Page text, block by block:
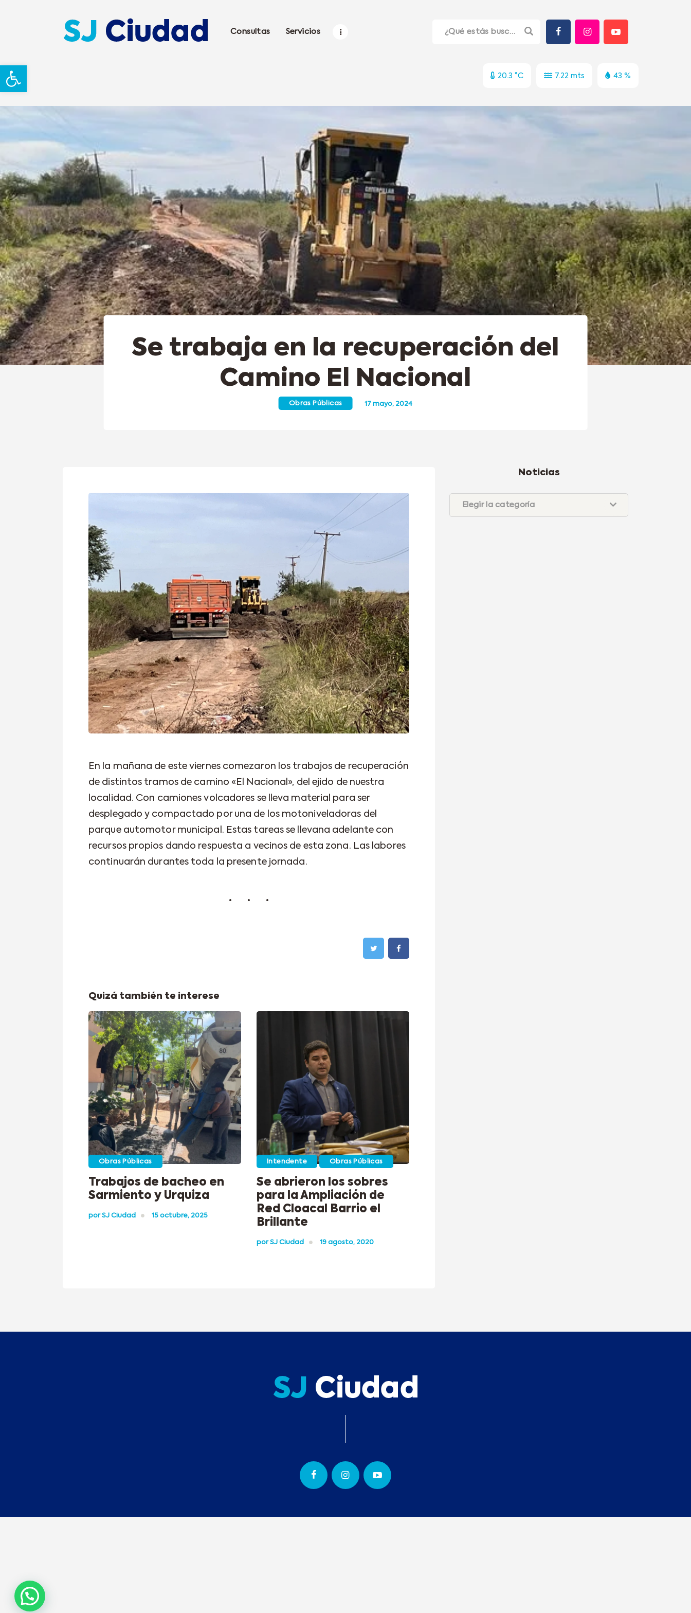
Abrir barra de herramientas
Consultas Servicios
20.3 °C 7.22 mts 43 %
Se trabaja en la recuperación del
Camino El Nacional
Obras Públicas 17 mayo, 2024
En la mañana de este viernes comezaron los trabajos de recuperación
de distintos tramos de camino «El Nacional», del ejido de nuestra
localidad. Con camiones volcadores se lleva material para ser
desplegado y compactado por una de los motoniveladoras del
parque automotor municipal. Estas tareas se llevana adelante con
recursos propios dando respuesta a vecinos de esta zona. Las labores
continuarán durantes toda la presente jornada.
Quizá también te interese
Obras Públicas
Trabajos de bacheo en
Sarmiento y Urquiza
porSJ Ciudad 15 octubre, 2025
Intendente Obras Públicas
Se abrieron los sobres
para la Ampliación de
Red Cloacal Barrio el
Brillante
porSJ Ciudad 19 agosto, 2020
Noticias